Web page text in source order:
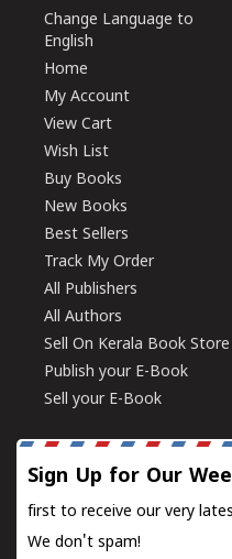
Change Language to
English
Home
My Account
View Cart
Wish List
Buy Books
New Books
Best Sellers
Track My Order
All Publishers
All Authors
Sell On Kerala Book Store
Publish your E-Book
Sell your E-Book
Sign Up for Our
first to receive our very
We don't spam!